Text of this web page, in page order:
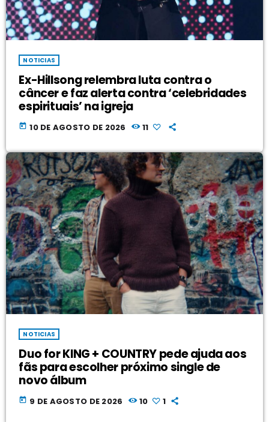
NOTICIAS
Ex-Hillsong relembra luta contra o
câncer e faz alerta contra ‘celebridades
espirituais’ na igreja
today 10 DE AGOSTO DE 2026 11
NOTICIAS
Duo for KING + COUNTRY pede ajuda aos
fãs para escolher próximo single de
novo álbum
today 9 DE AGOSTO DE 2026 10 1